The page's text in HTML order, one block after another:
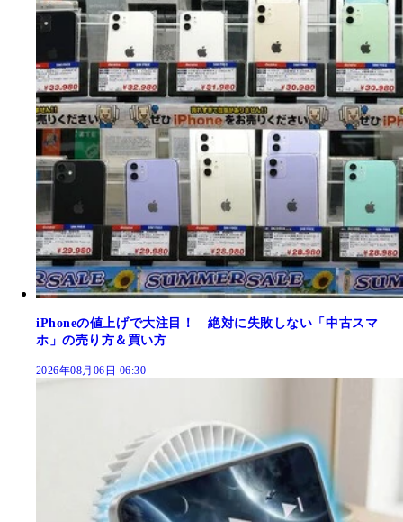
iPhoneの値上げで大注目！ 絶対に失敗しない「中古スマ
ホ」の売り方＆買い方
2026年08月06日 06:30